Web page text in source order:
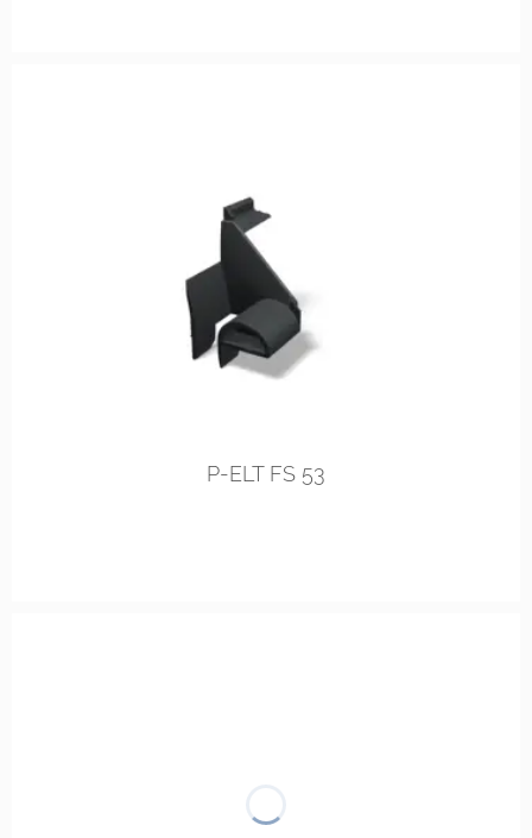
links rechts
P-ELT FS 53